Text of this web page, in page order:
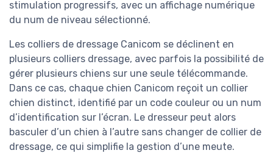
stimulation progressifs, avec un affichage numérique
du num de niveau sélectionné.
Les colliers de dressage Canicom se déclinent en
plusieurs colliers dressage, avec parfois la possibilité de
gérer plusieurs chiens sur une seule télécommande.
Dans ce cas, chaque chien Canicom reçoit un collier
chien distinct, identifié par un code couleur ou un num
d’identification sur l’écran. Le dresseur peut alors
basculer d’un chien à l’autre sans changer de collier de
dressage, ce qui simplifie la gestion d’une meute.